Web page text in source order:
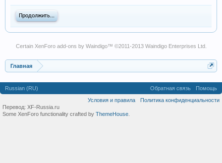
Продолжить...
Certain XenForo add-ons by Waindigo™ ©2011-2013 Waindigo Enterprises Ltd.
Главная
Russian (RU) Обратная связь
Помощь
Условия и правила
Политика конфиденциальности
Перевод: XF-Russia.ru
Some XenForo functionality crafted by ThemeHouse